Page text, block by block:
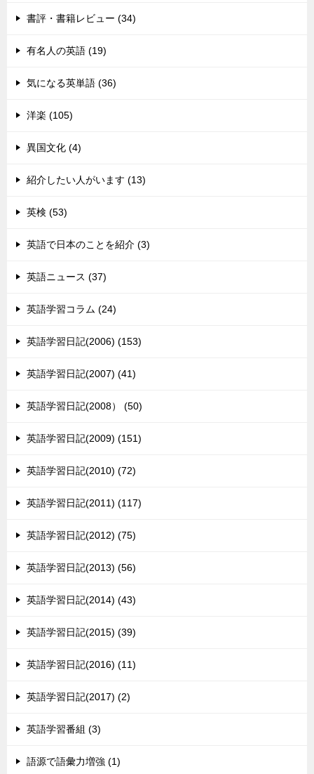
書評・書籍レビュー (34)
有名人の英語 (19)
気になる英単語 (36)
洋楽 (105)
異国文化 (4)
紹介したい人がいます (13)
英検 (53)
英語で日本のことを紹介 (3)
英語ニュース (37)
英語学習コラム (24)
英語学習日記(2006) (153)
英語学習日記(2007) (41)
英語学習日記(2008） (50)
英語学習日記(2009) (151)
英語学習日記(2010) (72)
英語学習日記(2011) (117)
英語学習日記(2012) (75)
英語学習日記(2013) (56)
英語学習日記(2014) (43)
英語学習日記(2015) (39)
英語学習日記(2016) (11)
英語学習日記(2017) (2)
英語学習番組 (3)
語源で語彙力増強 (1)